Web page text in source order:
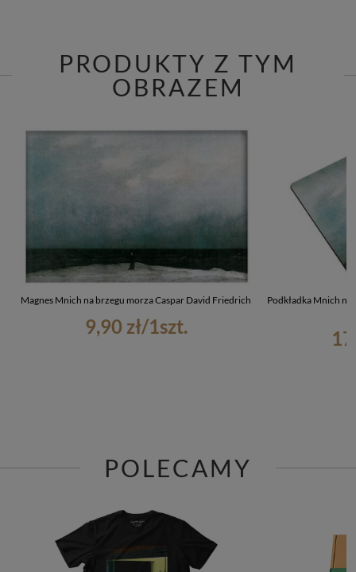
PRODUKTY Z TYM
OBRAZEM
Magnes Mnich na brzegu morza Caspar David Friedrich
9,90 zł/1szt.
Podkładka Mnich
POLECAMY